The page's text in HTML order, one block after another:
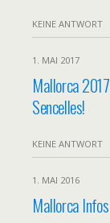
KEINE ANTWORT
1. MAI 2017
Mallorca
Sencelles!
KEINE ANTWORT
1. MAI 2016
Mallorca